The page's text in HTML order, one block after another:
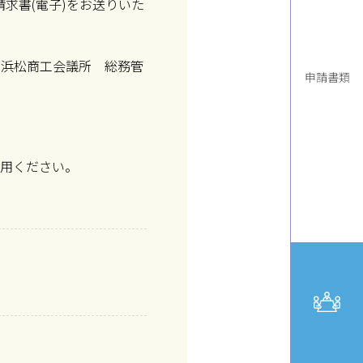
申請書類
書(電子)をお送りいた
浜松商工会議所 総務管
ください。